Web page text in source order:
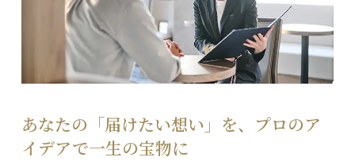
あなたの「届けたい想い」を、プロのア
イデアで一生の宝物に